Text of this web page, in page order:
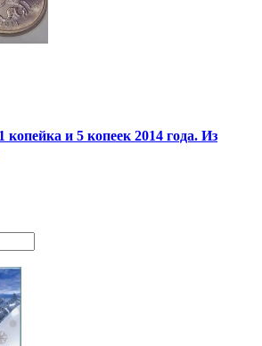
и 5 копеек 2014 года. Из